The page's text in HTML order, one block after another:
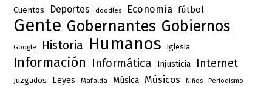
Cuentos Deportes doodles Economía fútbol
Gente Gobernantes Gobiernos
Google Historia Humanos Iglesia
Información Informática Injusticia Internet
Juzgados Leyes Mafalda Música Músicos Niños Periodismo